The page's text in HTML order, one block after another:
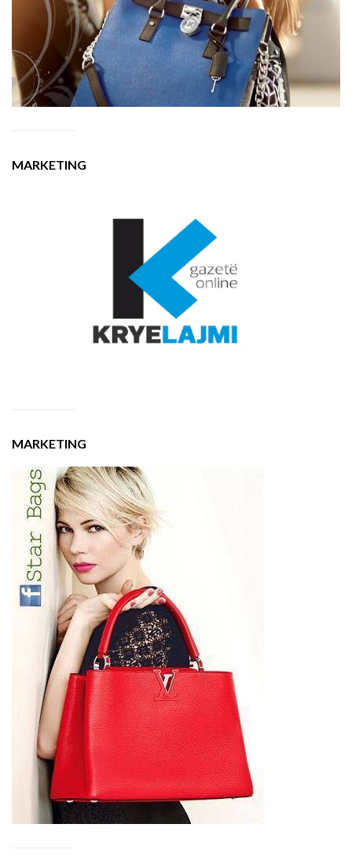
MARKETING
MARKETING